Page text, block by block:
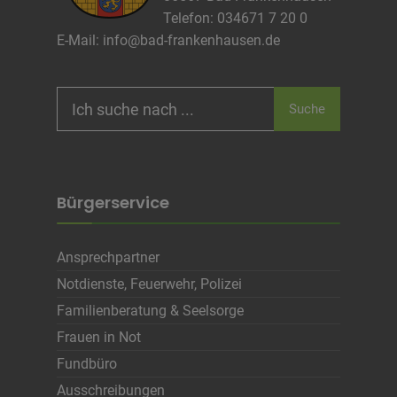
Telefon: 034671 7 20 0
E-Mail: info@bad-frankenhausen.de
for:
Suche
Bürgerservice
Ansprechpartner
Notdienste, Feuerwehr, Polizei
Familienberatung & Seelsorge
Frauen in Not
Fundbüro
Ausschreibungen